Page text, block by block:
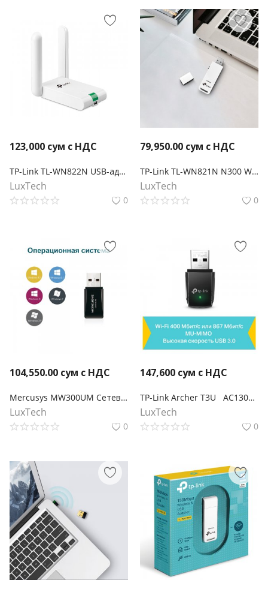
123,000 сум с НДС
TP-Link TL-WN822N USB-адаптер высокого усиления с поддержкой Wi-Fi N300
LuxTech
0
79,950.00 сум с НДС
TP-Link TL-WN821N N300 Wi-Fi USB-адаптер
LuxTech
0
104,550.00 сум с НДС
Mercusys MW300UM Сетевой мини Wi-Fi USB-адаптер, скорость до 300 Мбит/с
LuxTech
0
147,600 сум с НДС
TP-Link Archer T3U AC1300 Мини Wi-Fi MU-MIMO USB‑адаптер
LuxTech
0